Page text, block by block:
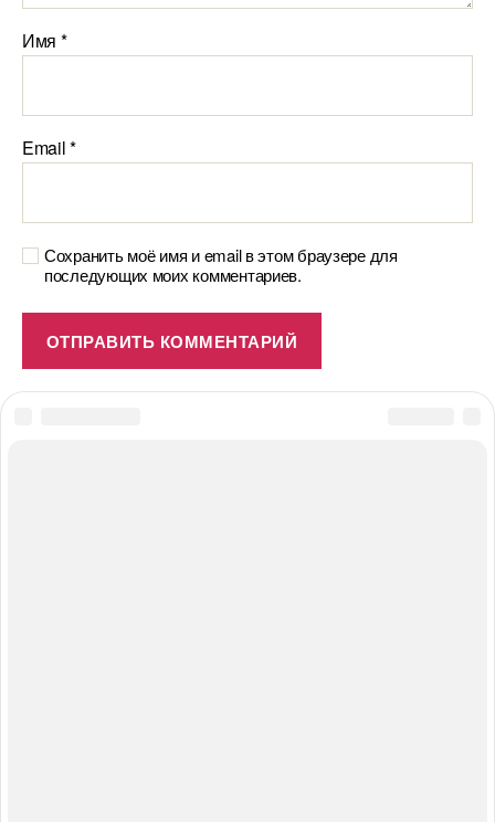
Имя *
Email*
Сохранить моё имя и email в этом браузере для
последующих моих комментариев.